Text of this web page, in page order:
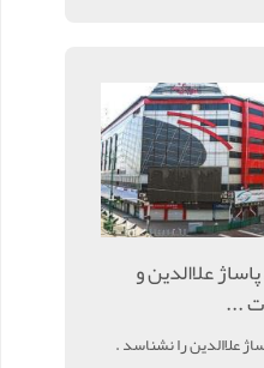
علاالدین و
...
علاالدین را نشناسد .